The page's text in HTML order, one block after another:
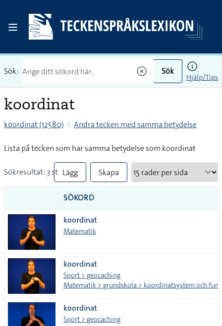
Sök: Sök
Hjälp/Tips
koordinat
koordinat (12580) Andra tecken med samma betydelse
Lista på tecken som har samma betydelse som koordinat
Sökresultat: 3 st Lägg
till
alla i
lista
Skapa
SÖKORD
koordinat
Matematik
koordinat
Sport > geocaching
Matematik > grundskola > koordinatsystem och
koordinat
Sport > geocaching